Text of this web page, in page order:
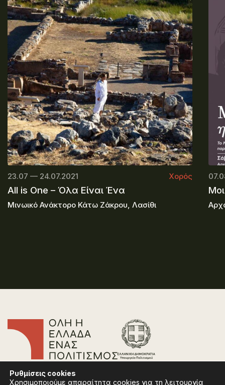
23.07 — 24.07.2021 Χορός
All is One – Όλα Είναι Ένα
Μινωικό Ανάκτορο Κάτω Ζάκρου, Λασίθι
Συχνές Ερωτήσεις
Ρυθμίσεις cookies
Χρησιμοποιούμε απαραίτητα cookies για τη λειτουργία